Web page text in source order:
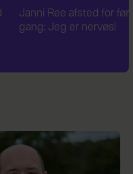
Janni Ree er fascineret
verdenskrig: Har